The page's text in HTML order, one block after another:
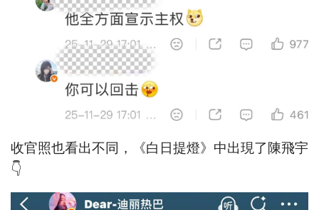
收官照也看出不同，《白日提燈》中出現了陳飛宇
👇